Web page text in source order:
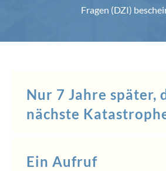
Fragen (DZI)
Nur 7 Jahre später,
nächste
Ein Aufruf